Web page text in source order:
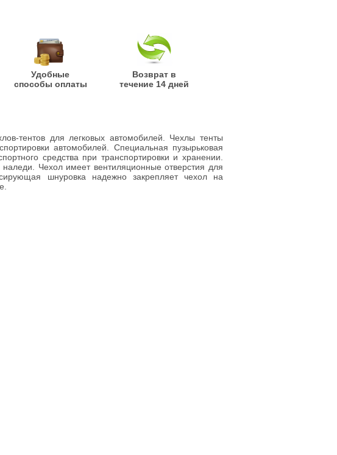
Удобные
способы оплаты
Возврат в
течение 14 дней
тентов для легковых автомобилей. Чехлы тенты
автомобилей. Специальная пузырьковая
средства при транспортировки и хранении.
Чехол имеет вентиляционные отверстия для
шнуровка надежно закрепляет чехол на